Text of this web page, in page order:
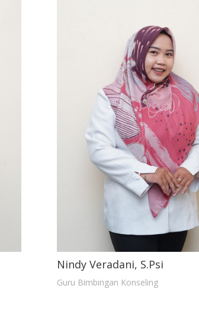
Nindy Veradani, S.Psi
Guru Bimbingan Konseling